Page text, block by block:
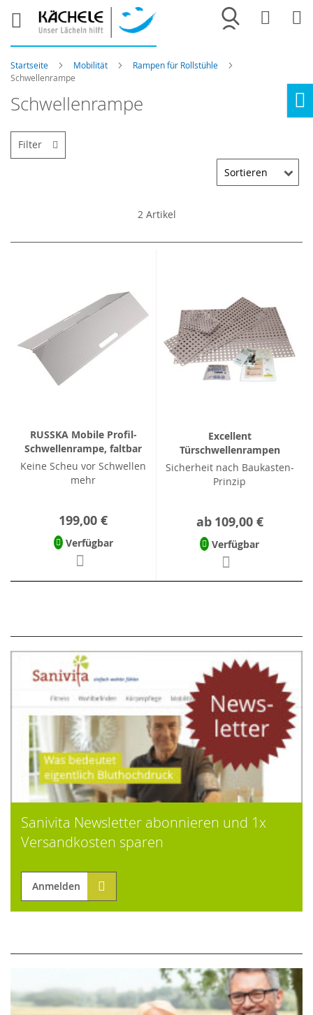
Merkliste
Startseite Mobilität
Rampen für Rollstühle
Schwellenrampe
Schwellenrampe
2Artikel
RUSSKA Mobile Profil-
Schwellenrampe, faltbar
Keine Scheu vor Schwellen
mehr
199,00 €
Verfügbar
Excellent
Türschwellenrampen
Sicherheit nach Baukasten-
Prinzip
ab 109,00 €
Verfügbar
Filter
Sanivita Newsletter abonnieren und 1x
Versandkosten sparen
Anmelden